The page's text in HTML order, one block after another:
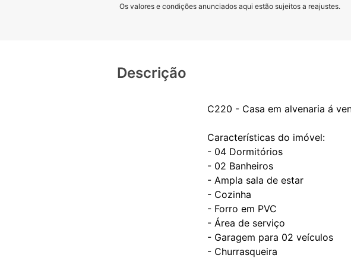
Os valores e condições anunciados aqui estão sujeitos a reajustes.
Descrição
C220 - Casa em alvenaria á
Características do imóvel:
- 04 Dormitórios
- 02 Banheiros
- Ampla sala de estar
- Cozinha
- Forro em PVC
- Área de serviço
- Garagem para 02 veículos
- Churrasqueira